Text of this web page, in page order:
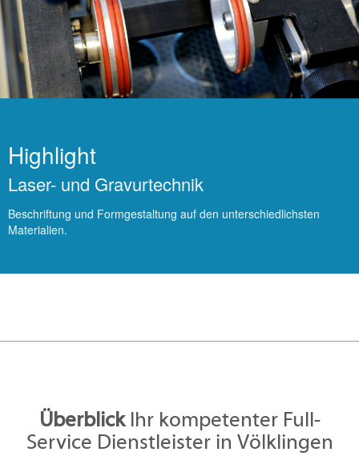
Highlight
Laser- und Gravurtechnik
Beschriftung und Formgestaltung auf den unterschiedlichsten
Materialien.
Überblick Ihr kompetenter Full-
Service Dienstleister in Völklingen